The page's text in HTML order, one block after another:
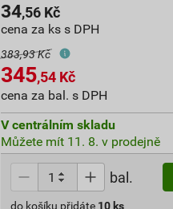
34,56 Kč
cena za ks s DPH
383,93 Kč
345,54 Kč
cena za bal. s DPH
V centrálním skladu
Můžete mít 11. 8. v prodejně
bal.
do košíku přidáte 10 ks